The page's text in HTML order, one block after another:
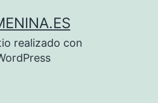
realizado con